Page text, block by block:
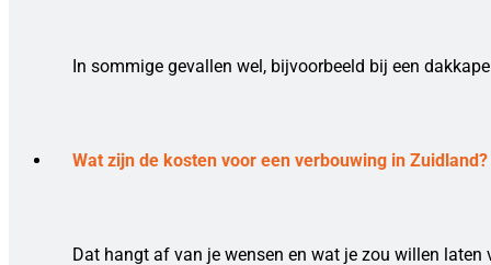
In sommige gevallen wel, bijvoorbeeld bij een
Wat zijn de kosten voor een verbouwing in Zuidland?
Dat hangt af van je wensen en wat je zou willen